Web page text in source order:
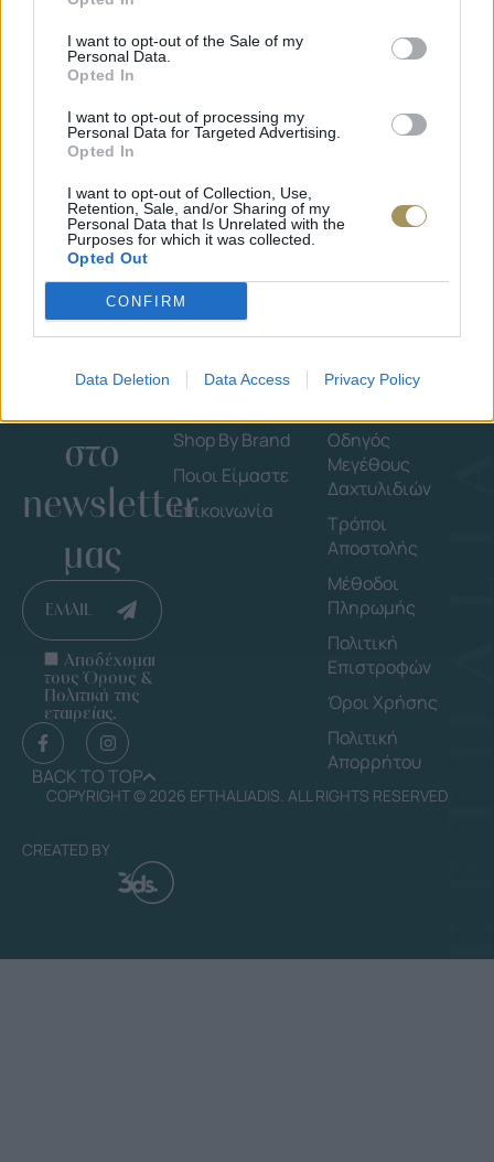
I want to opt-out of the Sale of my
Personal Data.
Opted In
I want to opt-out of processing my
Personal Data for Targeted Advertising.
Opted In
I want to opt-out of Collection, Use,
Retention, Sale, and/or Sharing of my
Personal Data that Is Unrelated with the
Purposes for which it was collected.
Opted Out
CONFIRM
Data Deletion Data Access Privacy Policy
JCOU ARIA JU19087-2
134€
Εγγράψου
στο
newsletter
μας
EMAIL
Αποδέχομαι
τους Όρους &
Πολιτική της
εταιρείας.
BACK TO TOP
Εταιρεία
Shop By Brand
Ποιοι Είμαστε
Επικοινωνία
Οδηγός
Μεγέθους
Δαχτυλιδιών
Τρόποι
Αποστολής
Μέθοδοι
Πληρωμής
Πολιτική
Επιστροφών
Όροι Χρήσης
Πολιτική
Απορρήτου
COPYRIGHT © 2026 EFTHALIADIS. ALL RIGHTS RESERVED
CREATED BY